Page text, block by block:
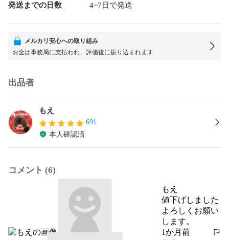
発送までの日数 4~7日で発送
メルカリ安心への取り組み
お金は事務局に支払われ、評価後に振り込まれます
出品者
もえ
691
本人確認済
コメント (6)
もえ
値下げしました
よろしくお願い
します。
1か月前
報告する